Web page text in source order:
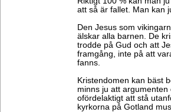
att så är fallet. Man kan
Den Jesus som
älskar alla barnen. De
trodde på Gud och att
framgång, inte på att
fanns.
Kristendomen kan bäst
minns ju att
ofördelaktigt att stå
kyrkorna på Gotland